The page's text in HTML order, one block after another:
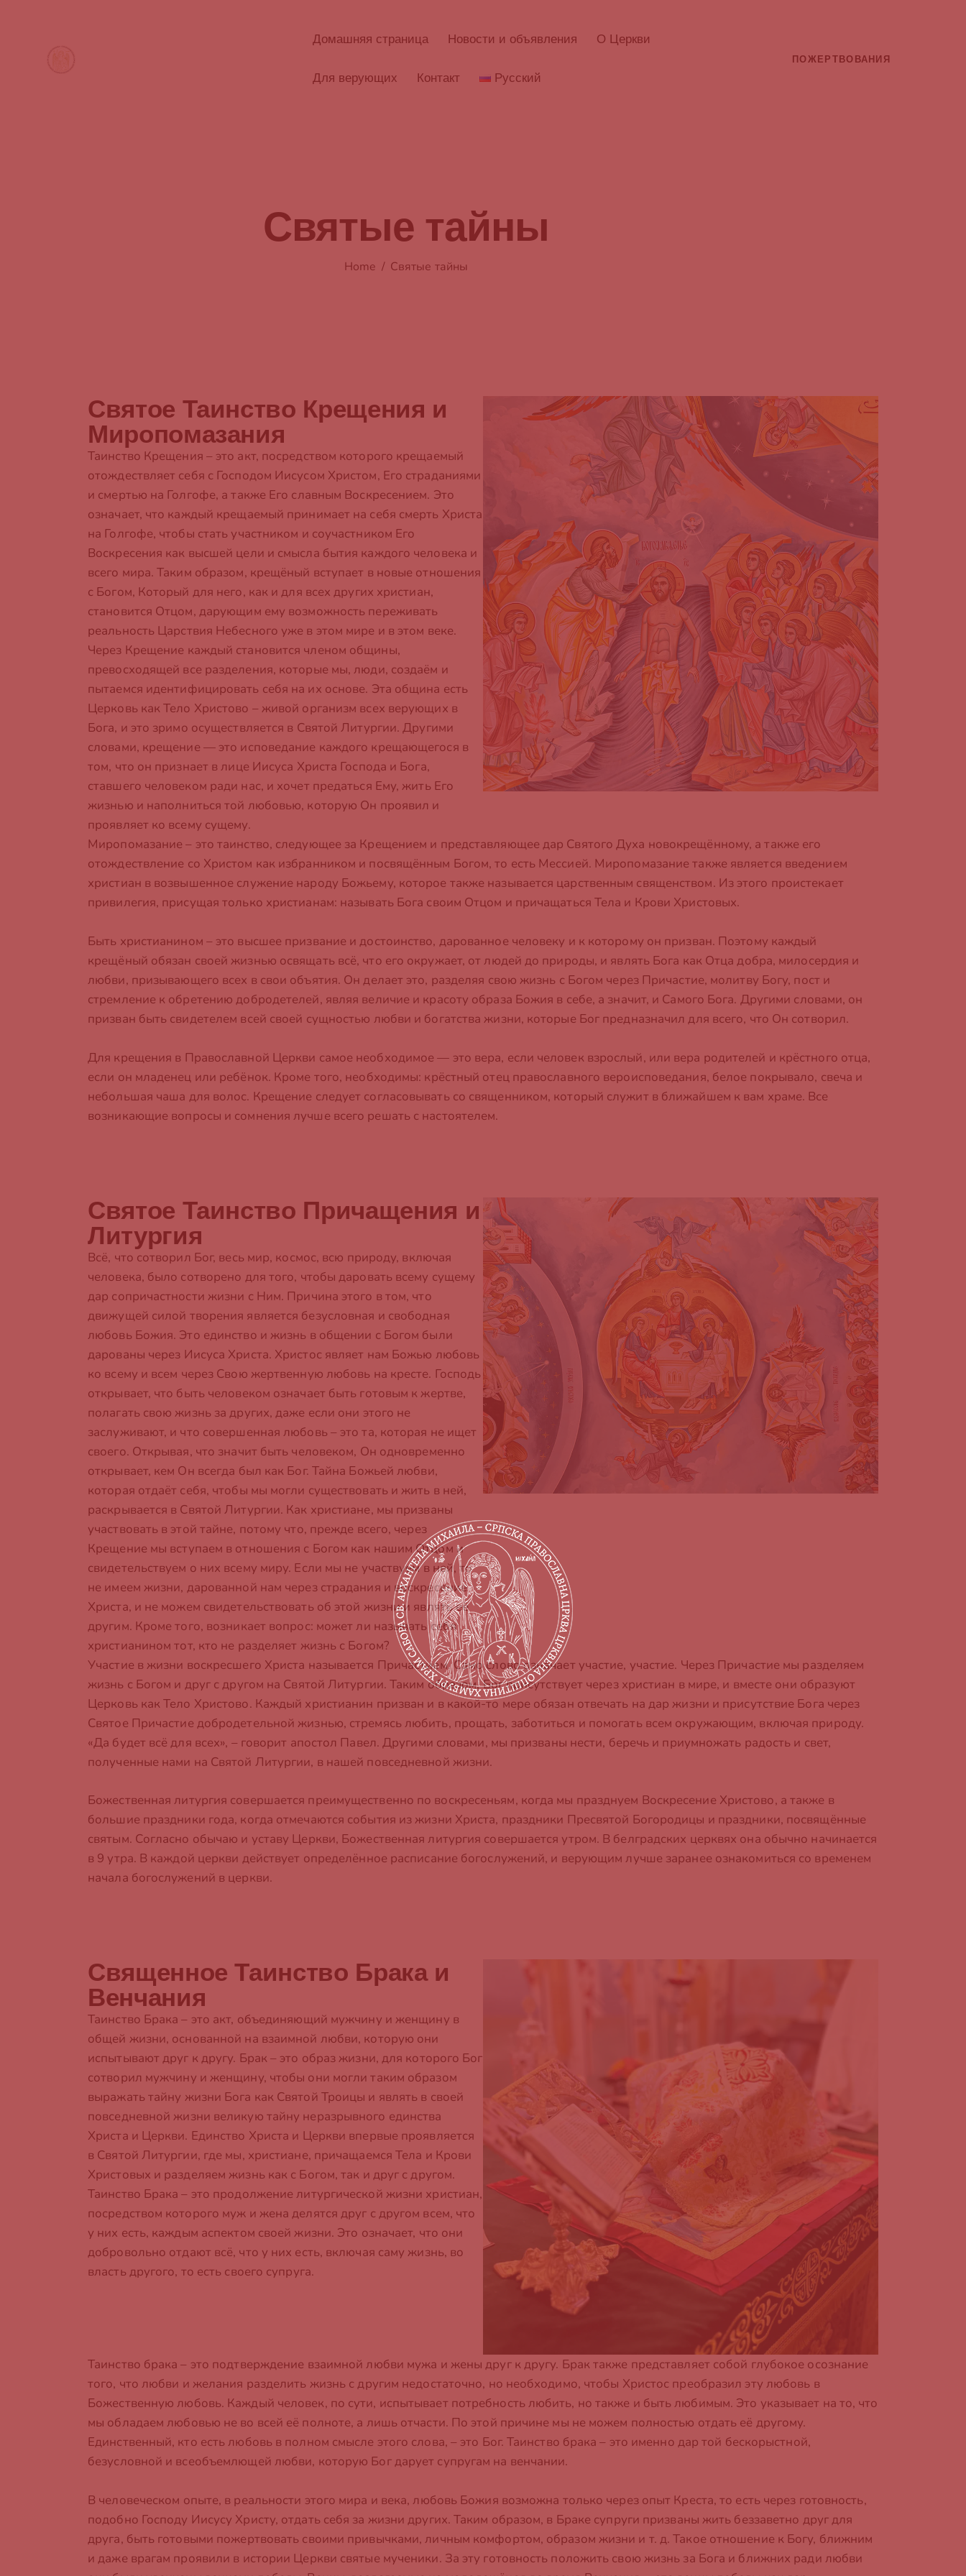
Домашняя страница Новости и объявления О Церкви
Для верующих Контакт Русский
ПОЖЕРТВОВАНИЯ
Святые тайны
Home Святые тайны
Святое Таинство Крещения и
Миропомазания
Таинство Крещения – это акт, посредством которого крещаемый
отождествляет себя с Господом Иисусом Христом, Его страданиями
и смертью на Голгофе, а также Его славным Воскресением. Это
означает, что каждый крещаемый принимает на себя смерть Христа
на Голгофе, чтобы стать участником и соучастником Его
Воскресения как высшей цели и смысла бытия каждого человека и
всего мира. Таким образом, крещёный вступает в новые отношения
с Богом, Который для него, как и для всех других христиан,
становится Отцом, дарующим ему возможность переживать
реальность Царствия Небесного уже в этом мире и в этом веке.
Через Крещение каждый становится членом общины,
превосходящей все разделения, которые мы, люди, создаём и
пытаемся идентифицировать себя на их основе. Эта община есть
Церковь как Тело Христово – живой организм всех верующих в
Бога, и это зримо осуществляется в Святой Литургии. Другими
словами, крещение — это исповедание каждого крещающегося в
том, что он признает в лице Иисуса Христа Господа и Бога,
ставшего человеком ради нас, и хочет предаться Ему, жить Его
жизнью и наполниться той любовью, которую Он проявил и
проявляет ко всему сущему.
Миропомазание – это таинство, следующее за Крещением и представляющее дар Святого Духа новокрещённому, а также его
отождествление со Христом как избранником и посвящённым Богом, то есть Мессией. Миропомазание также является введением
христиан в возвышенное служение народу Божьему, которое также называется царственным священством. Из этого проистекает
привилегия, присущая только христианам: называть Бога своим Отцом и причащаться Тела и Крови Христовых.
Быть христианином – это высшее призвание и достоинство, дарованное человеку и к которому он призван. Поэтому каждый
крещёный обязан своей жизнью освящать всё, что его окружает, от людей до природы, и являть Бога как Отца добра, милосердия и
любви, призывающего всех в свои объятия. Он делает это, разделяя свою жизнь с Богом через Причастие, молитву Богу, пост и
стремление к обретению добродетелей, являя величие и красоту образа Божия в себе, а значит, и Самого Бога. Другими словами, он
призван быть свидетелем всей своей сущностью любви и богатства жизни, которые Бог предназначил для всего, что Он сотворил.
Для крещения в Православной Церкви самое необходимое — это вера, если человек взрослый, или вера родителей и крёстного отца,
если он младенец или ребёнок. Кроме того, необходимы: крёстный отец православного вероисповедания, белое покрывало, свеча и
небольшая чаша для волос. Крещение следует согласовывать со священником, который служит в ближайшем к вам храме. Все
возникающие вопросы и сомнения лучше всего решать с настоятелем.
Святое Таинство Причащения и
Литургия
Всё, что сотворил Бог, весь мир, космос, всю природу, включая
человека, было сотворено для того, чтобы даровать всему сущему
дар сопричастности жизни с Ним. Причина этого в том, что
движущей силой творения является безусловная и свободная
любовь Божия. Это единство и жизнь в общении с Богом были
дарованы через Иисуса Христа. Христос являет нам Божью любовь
ко всему и всем через Свою жертвенную любовь на кресте. Господь
открывает, что быть человеком означает быть готовым к жертве,
полагать свою жизнь за других, даже если они этого не
заслуживают, и что совершенная любовь – это та, которая не ищет
своего. Открывая, что значит быть человеком, Он одновременно
открывает, кем Он всегда был как Бог. Тайна Божьей любви,
которая отдаёт себя, чтобы мы могли существовать и жить в ней,
раскрывается в Святой Литургии. Как христиане, мы призваны
участвовать в этой тайне, потому что, прежде всего, через
Крещение мы вступаем в отношения с Богом как нашим Отцом и
свидетельствуем о них всему миру. Если мы не участвуем в ней, то
не имеем жизни, дарованной нам через страдания и воскресение
Христа, и не можем свидетельствовать об этой жизни и являть её
другим. Кроме того, возникает вопрос: может ли называть себя
христианином тот, кто не разделяет жизнь с Богом?
Участие в жизни воскресшего Христа называется Причастием. Само слово означает участие, участие. Через Причастие мы разделяем
жизнь с Богом и друг с другом на Святой Литургии. Таким образом, Бог присутствует через христиан в мире, и вместе они образуют
Церковь как Тело Христово. Каждый христианин призван и в какой-то мере обязан отвечать на дар жизни и присутствие Бога через
Святое Причастие добродетельной жизнью, стремясь любить, прощать, заботиться и помогать всем окружающим, включая природу.
«Да будет всё для всех», – говорит апостол Павел. Другими словами, мы призваны нести, беречь и приумножать радость и свет,
полученные нами на Святой Литургии, в нашей повседневной жизни.
Божественная литургия совершается преимущественно по воскресеньям, когда мы празднуем Воскресение Христово, а также в
большие праздники года, когда отмечаются события из жизни Христа, праздники Пресвятой Богородицы и праздники, посвящённые
святым. Согласно обычаю и уставу Церкви, Божественная литургия совершается утром. В белградских церквях она обычно начинается
в 9 утра. В каждой церкви действует определённое расписание богослужений, и верующим лучше заранее ознакомиться со временем
начала богослужений в церкви.
Священное Таинство Брака и
Венчания
Таинство Брака – это акт, объединяющий мужчину и женщину в
общей жизни, основанной на взаимной любви, которую они
испытывают друг к другу. Брак – это образ жизни, для которого Бог
сотворил мужчину и женщину, чтобы они могли таким образом
выражать тайну жизни Бога как Святой Троицы и являть в своей
повседневной жизни великую тайну неразрывного единства
Христа и Церкви. Единство Христа и Церкви впервые проявляется
в Святой Литургии, где мы, христиане, причащаемся Тела и Крови
Христовых и разделяем жизнь как с Богом, так и друг с другом.
Таинство Брака – это продолжение литургической жизни христиан,
посредством которого муж и жена делятся друг с другом всем, что
у них есть, каждым аспектом своей жизни. Это означает, что они
добровольно отдают всё, что у них есть, включая саму жизнь, во
власть другого, то есть своего супруга.
Таинство брака – это подтверждение взаимной любви мужа и жены друг к другу. Брак также представляет собой глубокое осознание
того, что любви и желания разделить жизнь с другим недостаточно, но необходимо, чтобы Христос преобразил эту любовь в
Божественную любовь. Каждый человек, по сути, испытывает потребность любить, но также и быть любимым. Это указывает на то, что
мы обладаем любовью не во всей её полноте, а лишь отчасти. По этой причине мы не можем полностью отдать её другому.
Единственный, кто есть любовь в полном смысле этого слова, – это Бог. Таинство брака – это именно дар той бескорыстной,
безусловной и всеобъемлющей любви, которую Бог дарует супругам на венчании.
В человеческом опыте, в реальности этого мира и века, любовь Божия возможна только через опыт Креста, то есть через готовность,
подобно Господу Иисусу Христу, отдать себя за жизни других. Таким образом, в Браке супруги призваны жить беззаветно друг для
друга, быть готовыми пожертвовать своими привычками, личным комфортом, образом жизни и т. д. Такое отношение к Богу, ближним
и даже врагам проявили в истории Церкви святые мученики. За эту готовность положить свою жизнь за Бога и ближних ради любви